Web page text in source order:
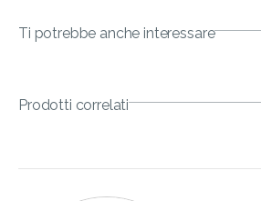
Ti potrebbe anche interessare
Prodotti correlati